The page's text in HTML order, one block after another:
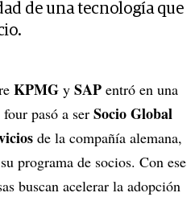
de una tecnología que
KPMG y SAP entró en una
pasó a ser Socio Global
de la compañía alemana,
programa de socios. Con ese
buscan acelerar la adopción